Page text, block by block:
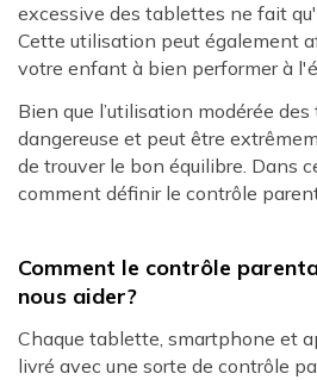
excessive des tablettes ne fait
Cette utilisation peut également
votre enfant à bien performer à
Bien que l’utilisation modérée
dangereuse et peut être
de trouver le bon équilibre. Dans
comment définir le contrôle
Comment le contrôle
nous aider?
Chaque tablette, smartphone et
livré avec une sorte de contrôle